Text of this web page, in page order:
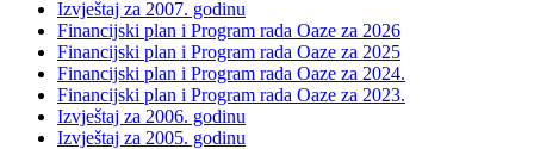
Izvještaj za 2007. godinu
Financijski plan i Program rada Oaze za 2026
Financijski plan i Program rada Oaze za 2025
Financijski plan i Program rada Oaze za 2024.
Financijski plan i Program rada Oaze za 2023.
Izvještaj za 2006. godinu
Izvještaj za 2005. godinu